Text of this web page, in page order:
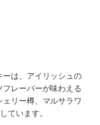
は、アイリッシュの
レーバーが味わえる
リー樽、マルサラワ
ています。